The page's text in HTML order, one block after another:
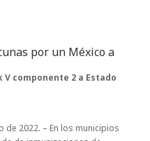
por un México a
V componente 2 a Estado
de 2022. – En los municipios